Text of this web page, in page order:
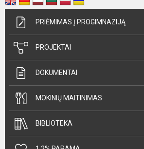
PRIĖMIMAS Į PROGIMNAZIJĄ
PROJEKTAI
DOKUMENTAI
MOKINIŲ MAITINIMAS
BIBLIOTEKA